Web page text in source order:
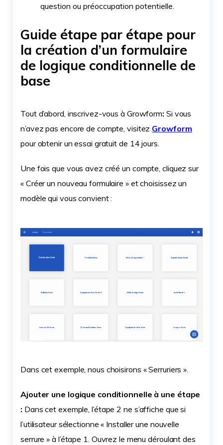
question ou préoccupation potentielle.
Guide étape par étape pour
la création d’un formulaire
de logique conditionnelle de
base
Tout d’abord, inscrivez-vous à Growform: Si vous
n’avez pas encore de compte, visitez Growform
pour obtenir un essai gratuit de 14 jours.
Une fois que vous avez créé un compte, cliquez sur
« Créer un nouveau formulaire » et choisissez un
modèle qui vous convient :
Dans cet exemple, nous choisirons « Serruriers ».
Ajouter une logique conditionnelle à une étape
: Dans cet exemple, l’étape 2 ne s’affiche que si
l’utilisateur sélectionne « Installer une nouvelle
serrure » à l’étape 1. Ouvrez le menu déroulant des